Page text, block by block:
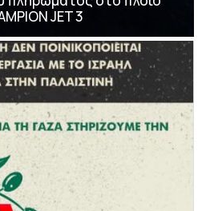
JET 3